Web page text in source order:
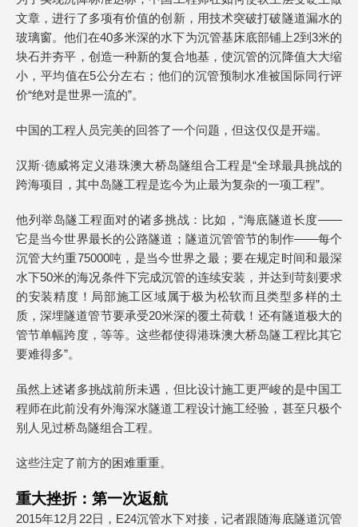
文章，进行了多项有价值的创新，用技术突破打破隧道漏水的
玻璃窗。他们在40多米深的水下为沉管基床底部铺上2到3米的
块石并夯平，创造一种新的复合地基，使沉管的沉降值大大缩
小，平均值在5公分左右；他们的沉管预制水准被国际同行评
价“绝对是世界一流的”。
中国的工程人员完美的回答了一个问题，但这仅仅是开端。
汉斯·德威将定义港珠澳大桥岛隧组合工程是“全球最具挑战的
跨海项目，其中岛隧工程是迄今为止最为复杂的一项工程”。
他列举岛隧工程面对的诸多挑战：比如，“海底隧道长度——
它是当今世界最长的公路隧道；隧道沉管管节的制作——每个
沉管大约重75000吨，是当今世界之最；要在规定时间和最深
水下50米的海况条件下完成沉管的连续安装，并达到苛刻要求
的安装精度！局部施工区域属于极为松软而且类型多样的土
质，深埋隧道管节要承受20米深的覆土荷载！还有隧道极大的
管节单幅跨度，等等。这些都使得港珠澳大桥岛隧工程比其它
要难得多”。
虽然上述诸多挑战前所未遇，但比设计施工更严峻的是中国工
程师在此前没有外海深水隧道工程设计施工经验，甚至只极个
别人见过桥岛隧组合工程。
这些注定了前方的困难重重。
重大挫折：第一次返航
2015年12月22日，E24沉管水下对接，记者跟随海底隧道沉管